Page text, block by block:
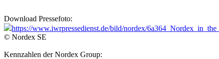
Download Pressefoto:
https://www.iwrpressedienst.de/bild/nordex/
© Nordex SE
Kennzahlen der Nordex Group: